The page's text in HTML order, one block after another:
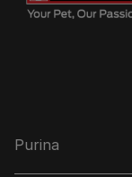
Purina